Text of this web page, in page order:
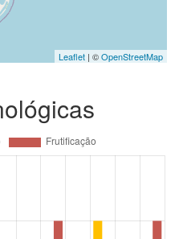
Leaflet | ©OpenStreetMap